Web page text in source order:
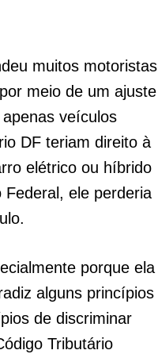
muitos motoristas
meio de um ajuste
veículos
DF teriam direito à
elétrico ou híbrido
ele perderia
porque ela
alguns princípios
de discriminar
Tributário